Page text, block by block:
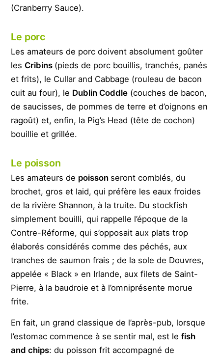
(Cranberry Sauce).
Le porc
Les amateurs de porc doivent absolument goûter
les Cribins (pieds de porc bouillis, tranchés, panés
et frits), le Cullar and Cabbage (rouleau de bacon
cuit au four), le Dublin Coddle (couches de bacon,
de saucisses, de pommes de terre et d’oignons en
ragoût) et, enfin, la Pig’s Head (tête de cochon)
bouillie et grillée.
Le poisson
Les amateurs de poisson seront comblés, du
brochet, gros et laid, qui préfère les eaux froides
de la rivière Shannon, à la truite. Du stockfish
simplement bouilli, qui rappelle l’époque de la
Contre-Réforme, qui s’opposait aux plats trop
élaborés considérés comme des péchés, aux
tranches de saumon frais ; de la sole de Douvres,
appelée « Black » en Irlande, aux filets de Saint-
Pierre, à la baudroie et à l’omniprésente morue
frite.
En fait, un grand classique de l’après-pub, lorsque
l’estomac commence à se sentir mal, est lefish
and chips: du poisson frit accompagné de